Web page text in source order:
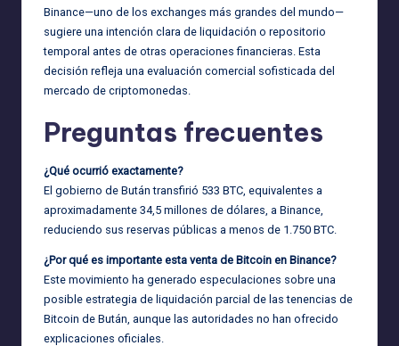
Binance—uno de los exchanges más grandes del mundo—
sugiere una intención clara de liquidación o repositorio
temporal antes de otras operaciones financieras. Esta
decisión refleja una evaluación comercial sofisticada del
mercado de criptomonedas.
Preguntas frecuentes
¿Qué ocurrió exactamente?
El gobierno de Bután transfirió 533 BTC, equivalentes a
aproximadamente 34,5 millones de dólares, a Binance,
reduciendo sus reservas públicas a menos de 1.750 BTC.
¿Por qué es importante esta venta de Bitcoin en Binance?
Este movimiento ha generado especulaciones sobre una
posible estrategia de liquidación parcial de las tenencias de
Bitcoin de Bután, aunque las autoridades no han ofrecido
explicaciones oficiales.